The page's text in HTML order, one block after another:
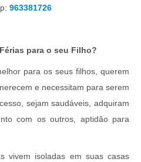
963381726
para o seu Filho?
para os seus filhos, querem
e necessitam para serem
sejam saudáveis, adquiram
com os outros, aptidão para
vivem isoladas em suas casas